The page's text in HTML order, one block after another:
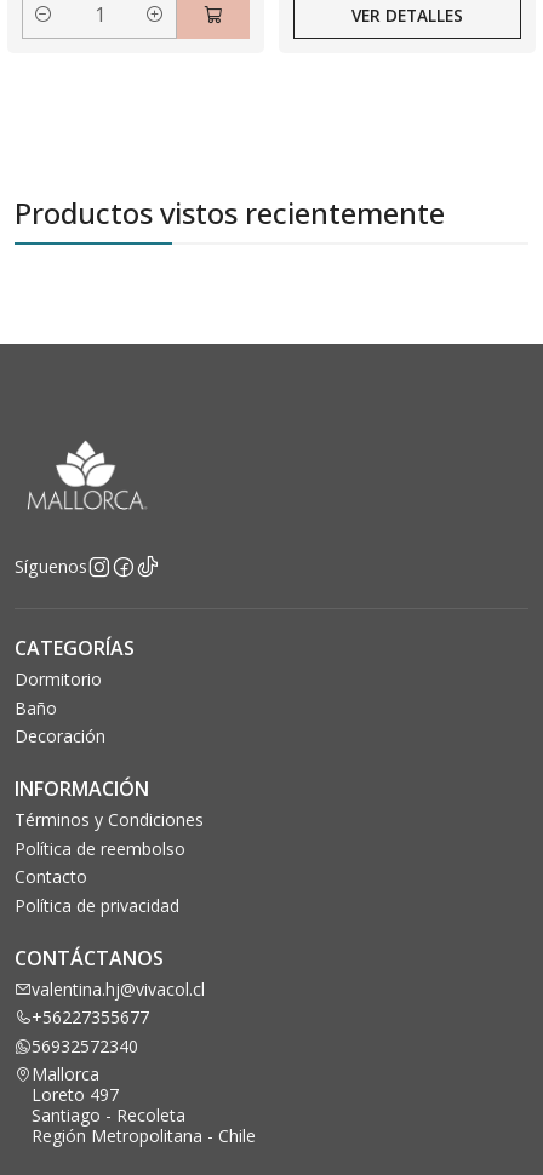
Cantidad
VER DETALLES
Productos vistos recientemente
Síguenos
CATEGORÍAS
Dormitorio
Baño
Decoración
INFORMACIÓN
Términos y Condiciones
Política de reembolso
Contacto
Política de privacidad
CONTÁCTANOS
valentina.hj@vivacol.cl
+56227355677
56932572340
Mallorca
Loreto 497
Santiago - Recoleta
Región Metropolitana - Chile